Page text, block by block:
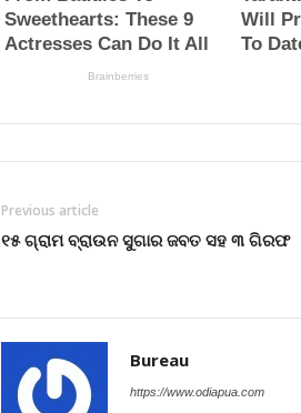
Previous article
୧୫ ଗ୍ରାମ ବ୍ରାଉନ ସୁଗାର ଜବତ ସହ ୩ ଗିରଫ
Bureau
https://www.odiapua.com